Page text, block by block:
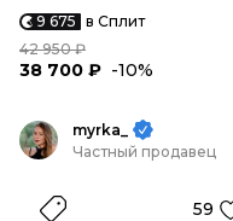
9 675 в Сплит
42 950 ₽
38 700 ₽ -10%
myrka_
Частный продавец
59